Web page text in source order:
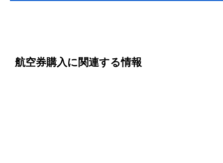
航空券購入に関連する情報